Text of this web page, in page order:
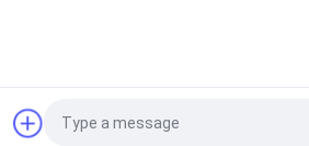
Αίτηση κράτησης